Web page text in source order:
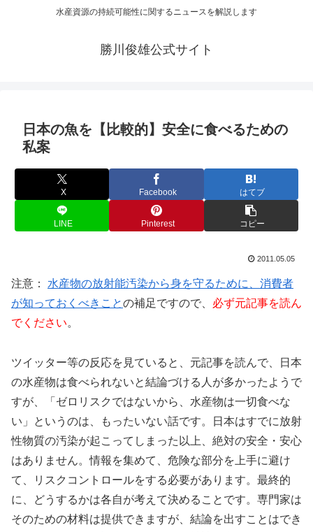
水産資源の持続可能性に関するニュースを解説します
勝川俊雄公式サイト
日本の魚を【比較的】安全に食べるための
私案
X Facebook はてブ
LINE Pinterest コピー
2011.05.05
注意： 水産物の放射能汚染から身を守るために、消費者
が知っておくべきことの補足ですので、 必ず元記事を読ん
でください。
ツイッター等の反応を見ていると、元記事を読んで、日本
の水産物は食べられないと結論づける人が多かったようで
すが、「ゼロリスクではないから、水産物は一切食べな
い」というのは、もったいない話です。日本はすでに放射
性物質の汚染が起こってしまった以上、絶対の安全・安心
はありません。情報を集めて、危険な部分を上手に避け
て、リスクコントロールをする必要があります。最終的
に、どうするかは各自が考えて決めることです。専門家は
そのための材料は提供できますが、結論を出すことはでき